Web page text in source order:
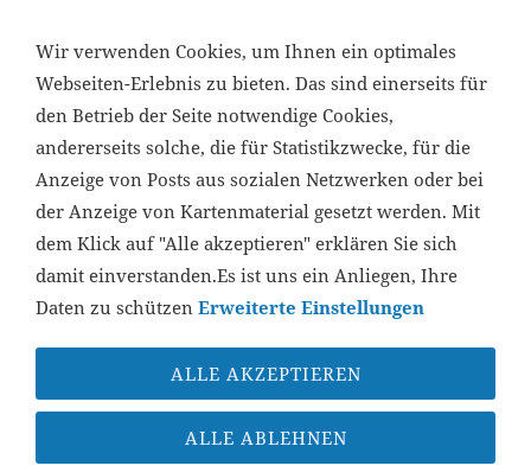
NAVIGATION ÖFFNEN
Startseite »Jobs
Jobs in Remscheid
Wir verwenden Cookies, um Ihnen ein optimales
Webseiten-Erlebnis zu bieten. Das sind einerseits für
den Betrieb der Seite notwendige Cookies,
andererseits solche, die für Statistikzwecke, für die
Anzeige von Posts aus sozialen Netzwerken oder bei
der Anzeige von Kartenmaterial gesetzt werden. Mit
dem Klick auf "Alle akzeptieren" erklären Sie sich
damit einverstanden.Es ist uns ein Anliegen, Ihre
Daten zu schützen Erweiterte Einstellungen
ALLE AKZEPTIEREN
ALLE ABLEHNEN